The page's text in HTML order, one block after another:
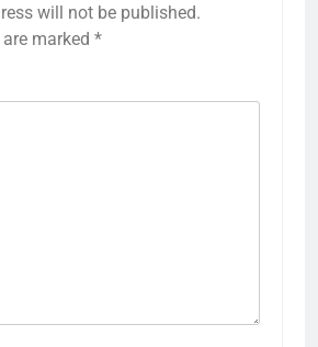
will not be published.
marked *